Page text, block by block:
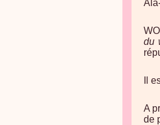
du
Il
A
de